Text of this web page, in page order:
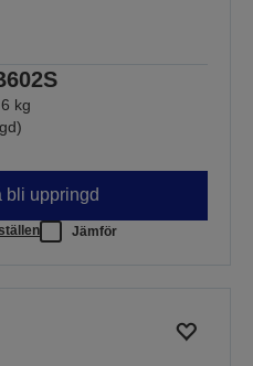
kg
bli uppringd
Jämför